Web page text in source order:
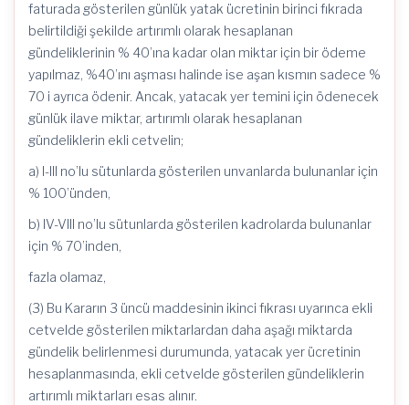
faturada gösterilen günlük yatak ücretinin birinci fıkrada
belirtildiği şekilde artırımlı olarak hesaplanan
gündeliklerinin % 40’ına kadar olan miktar için bir ödeme
yapılmaz, %40’ını aşması halinde ise aşan kısmın sadece %
70 i ayrıca ödenir. Ancak, yatacak yer temini için ödenecek
günlük ilave miktar, artırımlı olarak hesaplanan
gündeliklerin ekli cetvelin;
a) I-III no’lu sütunlarda gösterilen unvanlarda bulunanlar için
% 100’ünden,
b) IV-VIII no’lu sütunlarda gösterilen kadrolarda bulunanlar
için % 70’inden,
fazla olamaz,
(3) Bu Kararın 3 üncü maddesinin ikinci fıkrası uyarınca ekli
cetvelde gösterilen miktarlardan daha aşağı miktarda
gündelik belirlenmesi durumunda, yatacak yer ücretinin
hesaplanmasında, ekli cetvelde gösterilen gündeliklerin
artırımlı miktarları esas alınır.